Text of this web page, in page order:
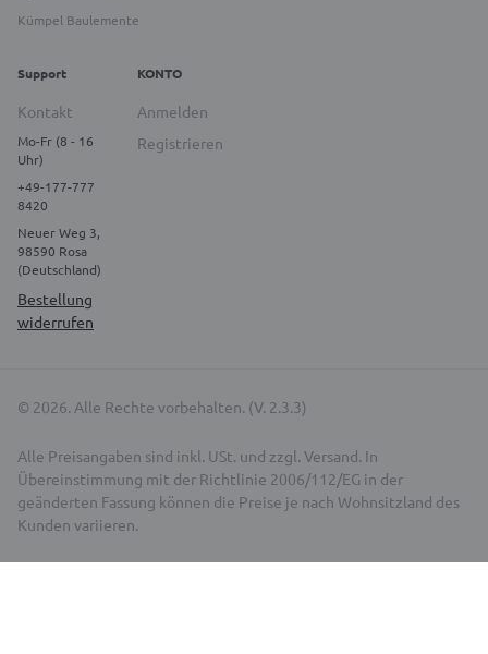
Kümpel Baulemente
Support
Kontakt
Mo-Fr (8 - 16
Uhr)
+49-177-777
8420
Neuer Weg 3,
98590 Rosa
(Deutschland)
Bestellung
widerrufen
KONTO
Anmelden
Registrieren
© 2026. Alle Rechte vorbehalten. (V. 2.3.3)
Alle Preisangaben sind inkl. USt. und zzgl. Versand. In
Übereinstimmung mit der Richtlinie 2006/112/EG in der
geänderten Fassung können die Preise je nach Wohnsitzland des
Kunden variieren.